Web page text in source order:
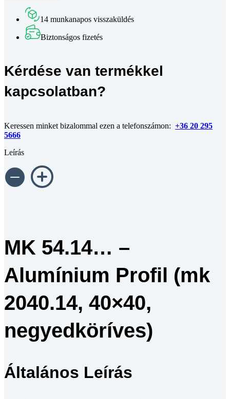
mennyiség
14 munkanapos visszaküldés
Biztonságos fizetés
Kérdése van termékkel
kapcsolatban?
Keressen minket bizalommal ezen a telefonszámon: +36 20 295
5666
Leírás
MK 54.14… –
Alumínium Profil (mk
2040.14, 40×40,
negyedköríves)
Általános Leírás